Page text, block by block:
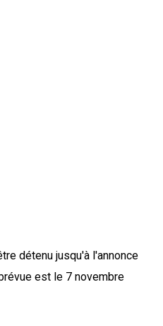
détenu jusqu'à l'annonce
est le 7 novembre